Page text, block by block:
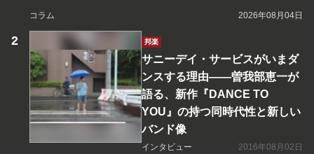
コラム 2026年08月04日
邦楽
サニーデイ・サービスがいまダ
ンスする理由――曽我部恵一が
語る、新作『DANCE TO
YOU』の持つ同時代性と新しい
バンド像
インタビュー 2016年08月02日